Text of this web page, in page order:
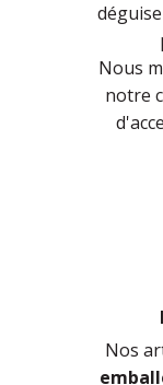
Nous
notre
Nos